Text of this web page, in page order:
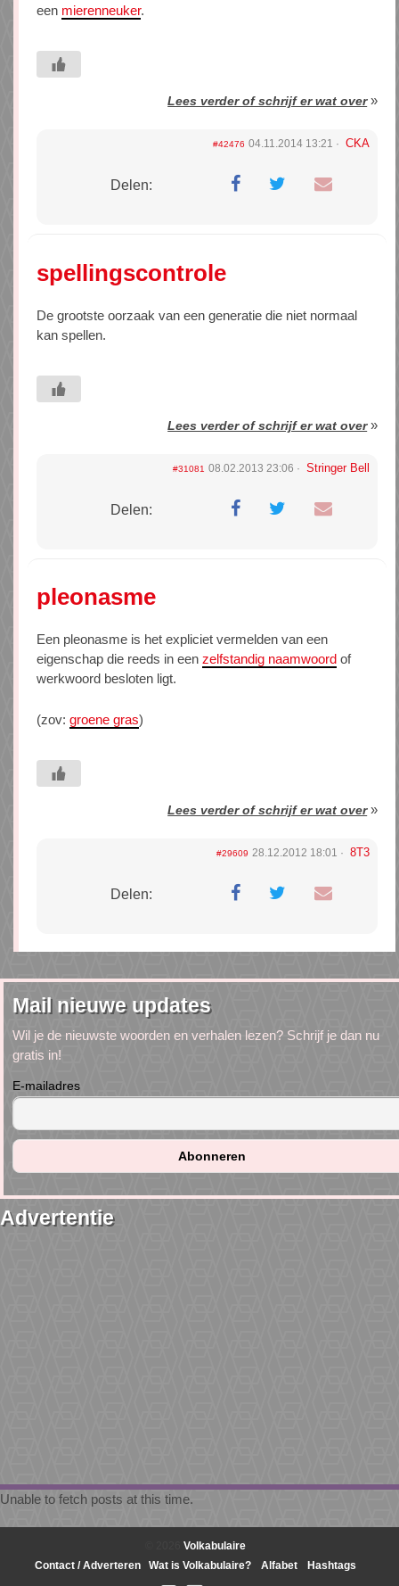
een mierenneuker.
Lees verder of schrijf er wat over»
#42476 04.11.2014 13:21 CKA
Delen:
spellingscontrole
De grootste oorzaak van een generatie die niet normaal
kan spellen.
Lees verder of schrijf er wat over»
#31081 08.02.2013 23:06 Stringer Bell
Delen:
pleonasme
Een pleonasme is het expliciet vermelden van een
eigenschap die reeds in een zelfstandig naamwoord of
werkwoord besloten ligt.
(zov: groene gras)
Lees verder of schrijf er wat over»
#29609 28.12.2012 18:01 8T3
Delen:
Mail nieuwe updates
Wil je de nieuwste woorden en verhalen lezen? Schrijf je dan nu
gratis in!
E-mailadres
Advertentie
Unable to fetch posts at this time.
Volkabulaire
Contact / Adverteren
Wat is Volkabulaire? Alfabet Hashtags